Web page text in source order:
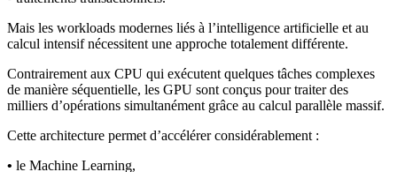
Mais les workloads modernes liés à l’intelligence artificielle et au
calcul intensif nécessitent une approche totalement différente.
Contrairement aux CPU qui exécutent quelques tâches complexes
de manière séquentielle, les GPU sont conçus pour traiter des
milliers d’opérations simultanément grâce au calcul parallèle massif.
Cette architecture permet d’accélérer considérablement :
• le Machine Learning,